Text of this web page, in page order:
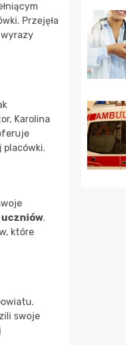
Przejęła
wyrazy
Karolina
placówki.
uczniów.
które
swoje